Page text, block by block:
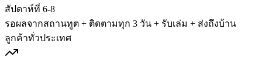
สัปดาห์ที่ 6-8
รอผลจากสถานทูต + ติดตามทุก 3 วัน + รับเล่ม + ส่งถึงบ้าน
ลูกค้าทั่วประเทศ